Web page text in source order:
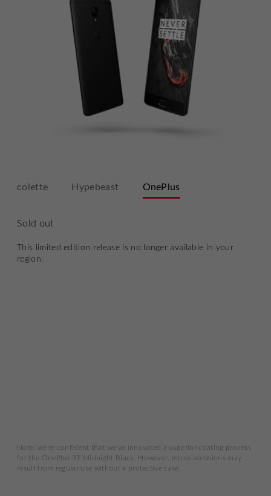
colette Hypebeast OnePlus
Sold out
This limited edition release is no longer available in your
region.
Note: we're confident that we've innovated a superior coating process
for the OnePlus 3T Midnight Black. However, micro-abrasions may
result from regular use without a protective case.